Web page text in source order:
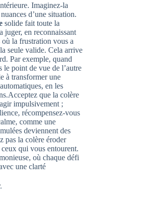
Imaginez-la
d’une situation.
solide fait toute la
juger, en reconnaissant
où la frustration vous a
seule valide. Cela arrive
Par exemple, quand
le point de vue de l’autre
à transformer une
en les
que la colère
impulsivement ;
récompensez-vous
comme une
deviennent des
pas la colère éroder
qui vous entourent.
où chaque défi
une clarté
.